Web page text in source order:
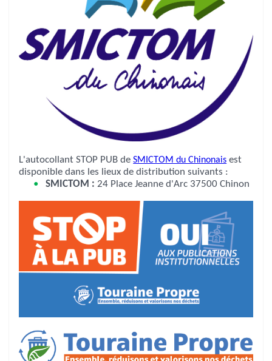
L'autocollant STOP PUB deSMICTOM du Chinonais est
disponible dans les lieux de distribution suivants :
SMICTOM :
24 Place Jeanne d'Arc 37500 Chinon